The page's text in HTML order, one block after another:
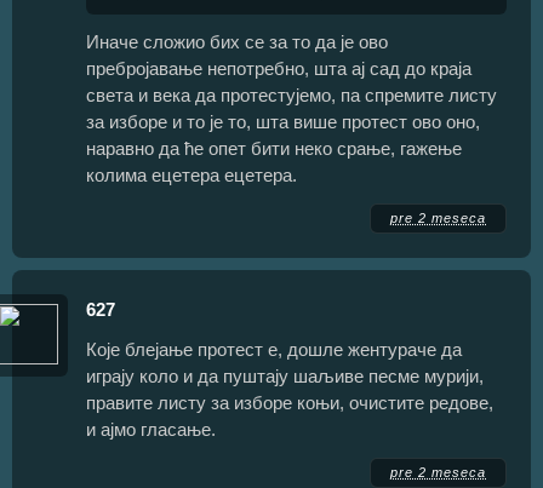
Иначе сложио бих се за то да је ово
пребројавање непотребно, шта ај сад до краја
света и века да протестујемо, па спремите листу
за изборе и то је то, шта више протест ово оно,
наравно да ће опет бити неко срање, гажење
колима ецетера ецетера.
pre 2 meseca
627
Које блејање протест е, дошле жентураче да
играју коло и да пуштају шаљиве песме мурији,
правите листу за изборе коњи, очистите редове,
и ајмо гласање.
pre 2 meseca